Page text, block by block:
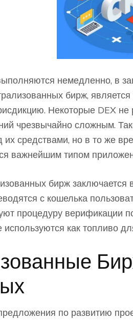
немедленно, в
бирж,
Некоторые DEX не
чрезвычайно сложным.
средствами, но в то же
важнейшим типом
бирж заключается
с кошелька
процедуру верификации
как топливо
по развитию